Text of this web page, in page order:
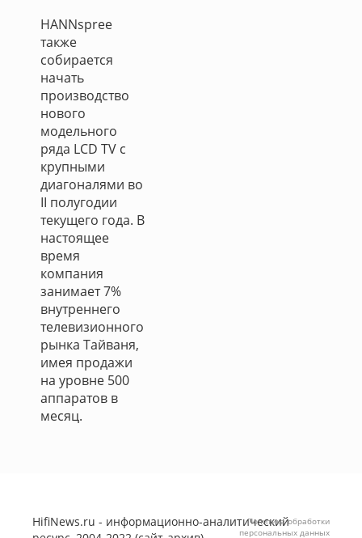
HANNspree
также
собирается
начать
производство
нового
модельного
ряда LCD TV с
крупными
диагоналями во
II полугодии
текущего года. В
настоящее
время
компания
занимает 7%
внутреннего
телевизионного
рынка Тайваня,
имея продажи
на уровне 500
аппаратов в
месяц.
HifiNews.ru - информационно-аналитическийПолитика обработки
персональных данных